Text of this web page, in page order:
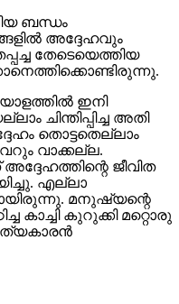
ബന്ധം
അദ്ദേഹവും
തേടെയെത്തിയ
ഇനി
ചിന്തിപ്പിച്ച അതി
തൊട്ടതെല്ലാം
വാക്കല്ല.
ജീവിത
എല്ലാ
മനുഷ്യന്റെ
കാച്ചി കുറുക്കി മറ്റൊരു